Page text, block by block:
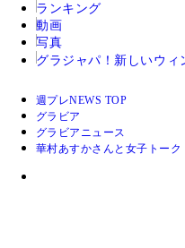
ランキング
動画
写真
グラジャパ！ 新しいウィ
週プレNEWS TOP
グラビア
グラビアニュース
華村あすかさんと女子トー